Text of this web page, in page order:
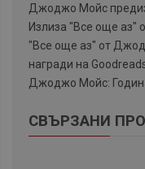
Джоджо Мойс
Излиза "Все още
"Все още аз" от
награди на
Джоджо Мойс:
СВЪРЗАНИ